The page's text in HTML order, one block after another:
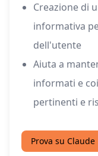
Creazione di
informativa
dell'utente
Aiuta a
informati e
pertinenti e
Prova su Claude